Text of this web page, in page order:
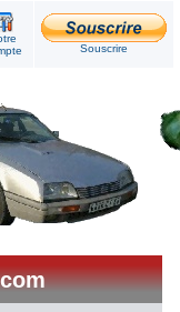
Souscrire